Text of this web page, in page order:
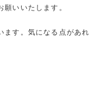
いいたします。
す。気になる点があれ